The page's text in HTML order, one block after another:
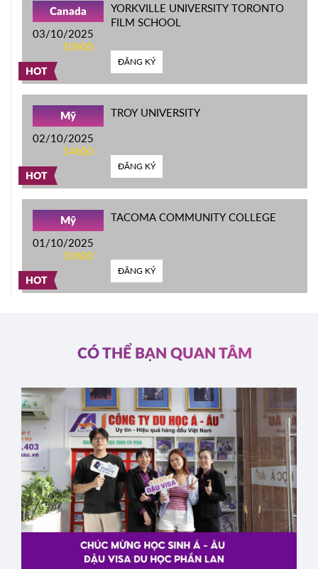
HOT
Canada
03/10/2025
10h00
YORKVILLE UNIVERSITY TORONTO
FILM SCHOOL
ĐĂNG KÝ
HOT
Mỹ
02/10/2025
14h00
TROY UNIVERSITY
ĐĂNG KÝ
HOT
Mỹ
01/10/2025
10h00
TACOMA COMMUNITY COLLEGE
ĐĂNG KÝ
CÓ THỂ BẠN QUAN TÂM